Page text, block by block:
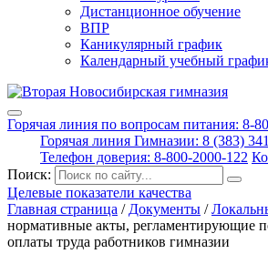
Дистанционное обучение
ВПР
Каникулярный график
Календарный учебный
Горячая линия по вопросам питания: 8-
Горячая линия Гимназии: 8 (383)
Телефон доверия: 8-800-2000-122
Поиск:
Целевые показатели качества
Главная страница / Документы /
нормативные акты, регламентирующие
оплаты труда работников гимназии